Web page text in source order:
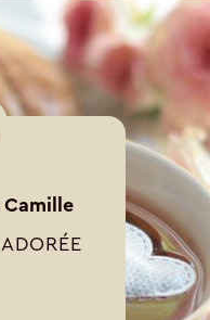
Camille